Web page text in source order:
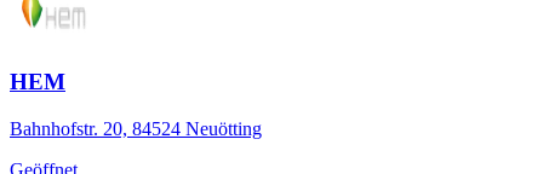
HEM
Bahnhofstr. 20, 84524 Neuötting
Geöffnet